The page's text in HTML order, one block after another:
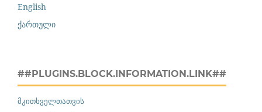
English
ქართული
##PLUGINS.BLOCK.INFORMATION.LINK##
მკითხველთათვის